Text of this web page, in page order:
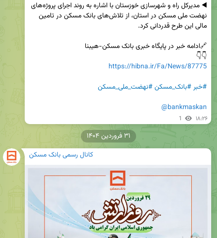
👇👇
https://hibna.ir/Fa/News/87775
#خبر#بانک_مسکن#نهضت_ملی_مسکن
@bankmaskan
1 ۱۸:۲۶
کانال رسمی بانک مسکن
۳۱ فروردین ۱۴۰۴